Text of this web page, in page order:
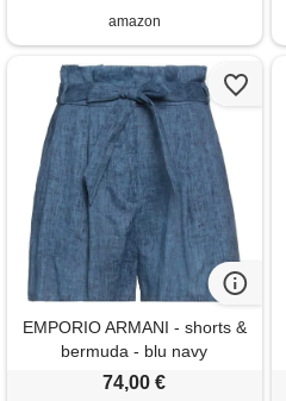
amazon
EMPORIO ARMANI - shorts &
bermuda - blu navy
74,00 €